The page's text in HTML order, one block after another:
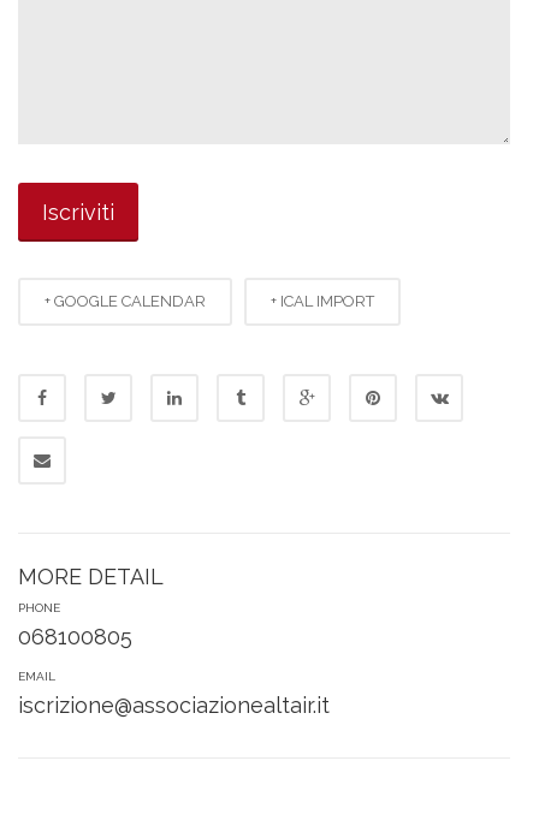
+ GOOGLE CALENDAR + ICAL IMPORT
MORE DETAIL
PHONE
068100805
EMAIL
iscrizione@associazionealtair.it